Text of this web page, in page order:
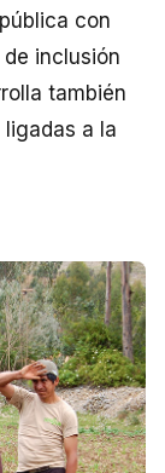
con
inclusión
también
a la